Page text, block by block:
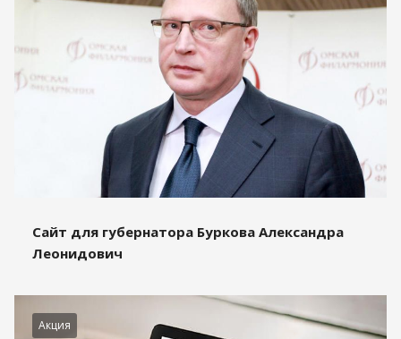
Сайт для губернатора Буркова Александра
Леонидович
Акция